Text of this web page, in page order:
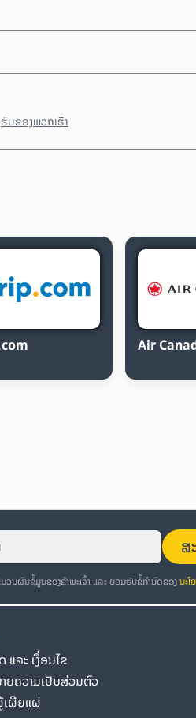
ບຂອງພວກເຮົາ
Air
ມວນຜົນຂໍ້ມູນຂອງຂ້າພະເຈົ້າ ແລະ ຍອມຮັບຂໍ້ກຳນົດຂອງນະ
ແລະ ເງື່ອນໄຂ
າຍຄວາມເປັນສ່ວນຕົວ
ຜີຍແຜ່